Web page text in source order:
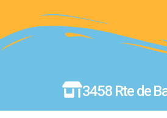
3458 Rte de